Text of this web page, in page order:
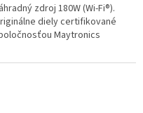
zdroj 180W (Wi-Fi®).
diely certifikované
Maytronics